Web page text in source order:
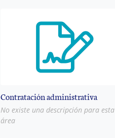
Contratación administrativa
No existe una descripción para esta
área